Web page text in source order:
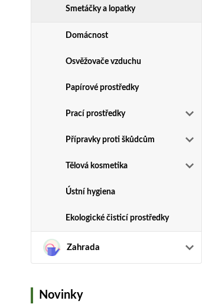
Smetáčky a lopatky
Domácnost
Osvěžovače vzduchu
Papírové prostředky
Prací prostředky
Přípravky proti škůdcům
Tělová kosmetika
Ústní hygiena
Ekologické čisticí prostředky
Zahrada
Novinky